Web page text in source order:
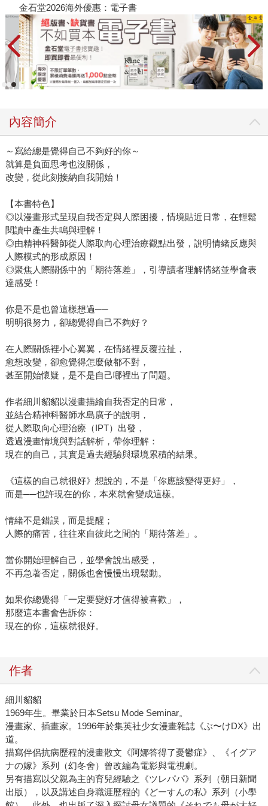
金石堂2026海外優惠：電子書
內容簡介
～寫給總是覺得自己不夠好的你～
就算是負面思考也沒關係，
改變，從此刻接納自我開始！
【本書特色】
◎以漫畫形式呈現自我否定與人際困擾，情境貼近日常，在輕鬆
閱讀中產生共鳴與理解！
◎由精神科醫師從人際取向心理治療觀點出發，說明情緒反應與
人際模式的形成原因！
◎聚焦人際關係中的「期待落差」，引導讀者理解情緒並學會表
達感受！
你是不是也曾這樣想過──
明明很努力，卻總覺得自己不夠好？
在人際關係裡小心翼翼，在情緒裡反覆拉扯，
愈想改變，卻愈覺得怎麼做都不對，
甚至開始懷疑，是不是自己哪裡出了問題。
作者細川貂貂以漫畫描繪自我否定的日常，
並結合精神科醫師水島廣子的說明，
從人際取向心理治療（IPT）出發，
透過漫畫情境與對話解析，帶你理解：
現在的自己，其實是過去經驗與環境累積的結果。
《這樣的自己就很好》想說的，不是「你應該變得更好」，
而是──也許現在的你，本來就會變成這樣。
情緒不是錯誤，而是提醒；
人際的痛苦，往往來自彼此之間的「期待落差」。
當你開始理解自己，並學會說出感受，
不再急著否定，關係也會慢慢出現鬆動。
如果你總覺得「一定要變好才值得被喜歡」，
那麼這本書會告訴你：
現在的你，這樣就很好。
作者
細川貂貂
1969年生。畢業於日本Setsu Mode Seminar。
漫畫家、插畫家。1996年於集英社少女漫畫雜誌《ぶ〜けDX》出
道。
描寫伴侶抗病歷程的漫畫散文《阿娜答得了憂鬱症》、《イグア
ナの嫁》系列（幻冬舍）曾改編為電影與電視劇。
另有描寫以父親為主的育兒經驗之《ツレパパ》系列（朝日新聞
出版），以及講述自身職涯歷程的《どーすんの私》系列（小學